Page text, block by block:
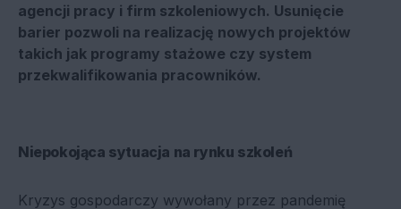
agencji pracy i firm szkoleniowych. Usunięcie
barier pozwoli na realizację nowych projektów
takich jak programy stażowe czy system
przekwalifikowania pracowników.
Niepokojąca sytuacja na rynku szkoleń
Kryzys gospodarczy wywołany przez pandemię